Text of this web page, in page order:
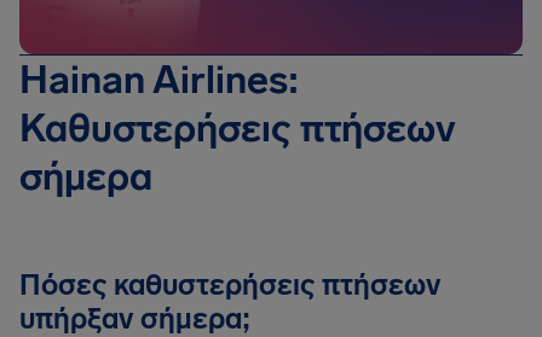
Hainan Airlines:
Καθυστερήσεις πτήσεων
σήμερα
Πόσες καθυστερήσεις πτήσεων
υπήρξαν σήμερα;